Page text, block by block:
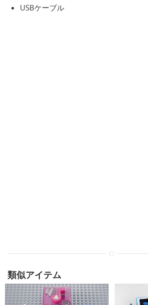
USBケーブル
類似アイテム